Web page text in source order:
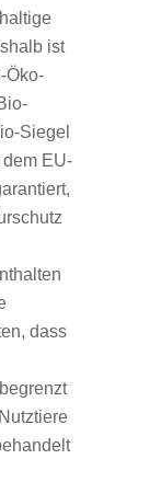
ist
Öko-
Siegel
EU-
dass